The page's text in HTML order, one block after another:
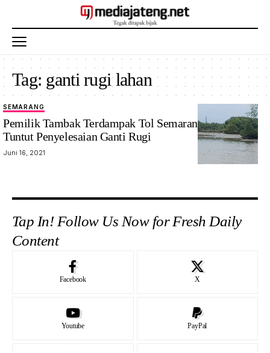
Tag: ganti rugi lahan
SEMARANG
Pemilik Tambak Terdampak Tol Semarang-Demak
Tuntut Penyelesaian Ganti Rugi
Juni 16, 2021
Tap In! Follow Us Now for Fresh Daily
Content
Facebook X
Youtube PayPal